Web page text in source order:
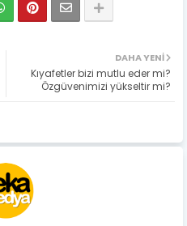
DAHA YENI
Kıyafetler bizi mutlu eder mi?
Özgüvenimizi yükseltir mi?